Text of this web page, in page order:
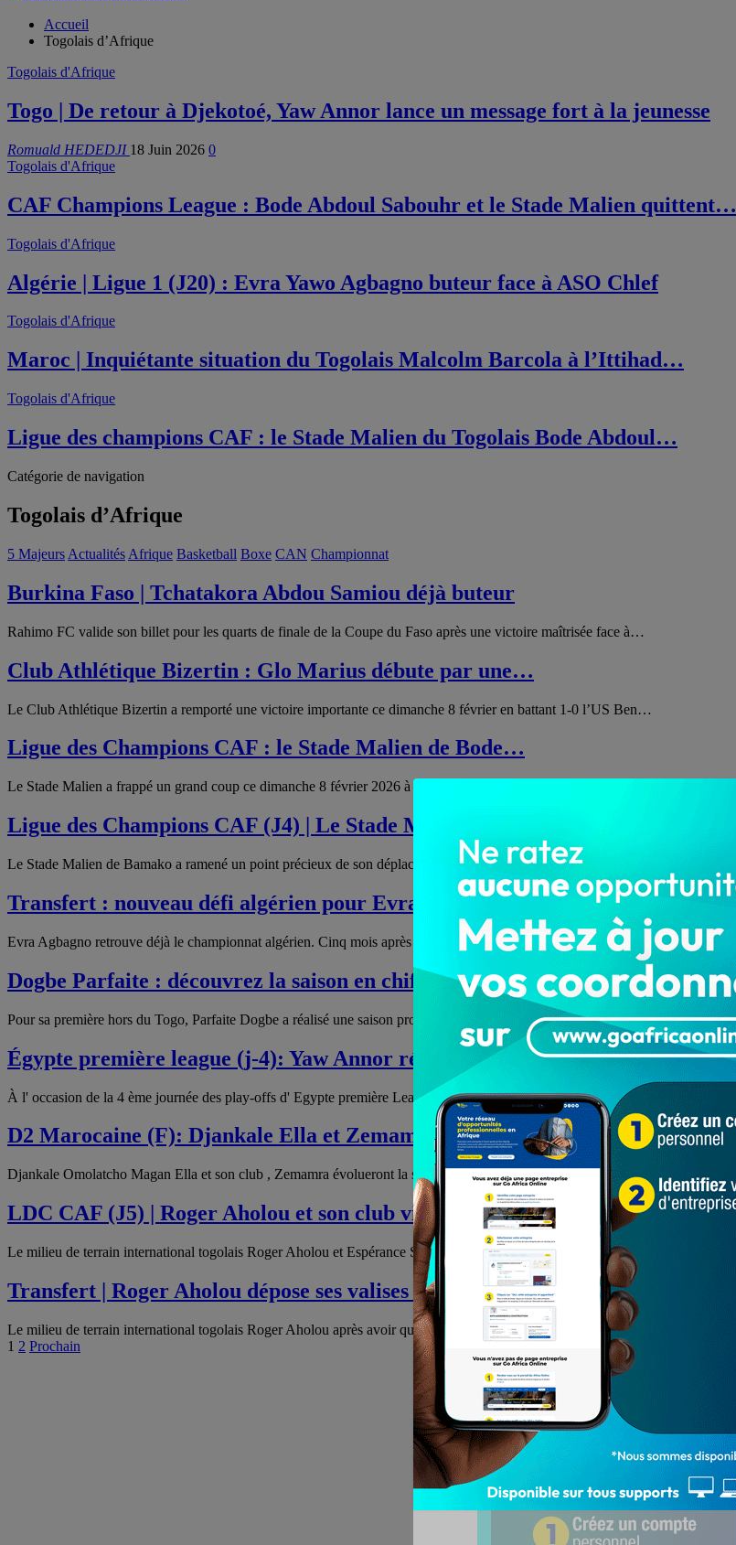
Accueil
Togolais d’Afrique
Togolais d'Afrique
Togo | De retour à Djekotoé, Yaw Annor lance un message fort à la jeunesse
Romuald HEDEDJI 18 Juin 2026 0
Togolais d'Afrique
CAF Champions League : Bode Abdoul Sabouhr et le Stade Malien quittent…
Togolais d'Afrique
Algérie | Ligue 1 (J20) : Evra Yawo Agbagno buteur face à ASO Chlef
Togolais d'Afrique
Maroc | Inquiétante situation du Togolais Malcolm Barcola à l’Ittihad…
Togolais d'Afrique
Ligue des champions CAF : le Stade Malien du Togolais Bode Abdoul…
Catégorie de navigation
Togolais d’Afrique
5 Majeurs Actualités Afrique Basketball Boxe CAN Championnat
Burkina Faso | Tchatakora Abdou Samiou déjà buteur
Rahimo FC valide son billet pour les quarts de finale de la Coupe du Faso après une victoire maîtrisée face à…
Club Athlétique Bizertin : Glo Marius débute par une…
Le Club Athlétique Bizertin a remporté une victoire importante ce dimanche 8 février en battant 1-0 l’US Ben…
Ligue des Champions CAF : le Stade Malien de Bode…
Le Stade Malien a frappé un grand coup ce dimanche 8 février 2026 à Bamako. Portés par leur public, les Blancs de…
Ligue des Champions CAF (J4) | Le Stade Malien de Bode…
Le Stade Malien de Bamako a ramené un point précieux de son déplacement en Angola face à Petro de Luanda (0-0),…
Transfert : nouveau défi algérien pour Evra Agbagno
Evra Agbagno retrouve déjà le championnat algérien. Cinq mois après son départ, l’attaquant togolais quitte Al…
Dogbe Parfaite : découvrez la saison en chiffres de la…
Pour sa première hors du Togo, Parfaite Dogbe a réalisé une saison prometteuse avec les World…
Égypte première league (j-4): Yaw Annor récidive
À l' occasion de la 4 ème journée des play-offs d' Egypte première League, NBE FC a arraché un match nul de deux…
D2 Marocaine (F): Djankale Ella et Zemamra en D1!
Djankale Omolatcho Magan Ella et son club , Zemamra évolueront la saison prochaine en Botola pro féminine. La …
LDC CAF (J5) | Roger Aholou et son club victorieux
Le milieu de terrain international togolais Roger Aholou et Espérance Sportive de Tunis remportent le derby…
Transfert | Roger Aholou dépose ses valises en Tunisie
Le milieu de terrain international togolais Roger Aholou après avoir quitté le Maroc dépose ses valises à
…
1 2 Prochain